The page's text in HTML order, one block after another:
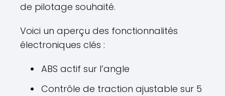
de pilotage souhaité.
Voici un aperçu des fonctionnalités
électroniques clés :
ABS actif sur l’angle
Contrôle de traction ajustable sur 5